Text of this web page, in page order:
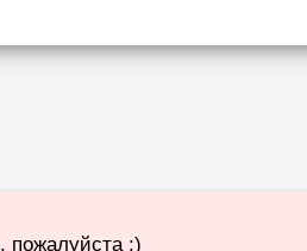
, пожалуйста :)